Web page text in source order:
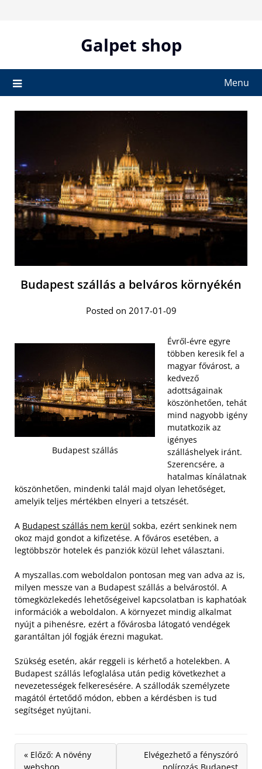
Galpet shop
Menu
Budapest szállás a belváros környékén
Posted on 2017-01-09
Budapest szállás
Évről-évre egyre
többen keresik fel a
magyar fővárost, a
kedvező
adottságainak
köszönhetően, tehát
mind nagyobb igény
mutatkozik az
igényes
szálláshelyek iránt.
Szerencsére, a
hatalmas kínálatnak
köszönhetően, mindenki talál majd olyan lehetőséget,
amelyik teljes mértékben elnyeri a tetszését.
A Budapest szállás nem kerül sokba, ezért senkinek nem
okoz majd gondot a kifizetése. A főváros esetében, a
legtöbbször hotelek és panziók közül lehet választani.
A myszallas.com weboldalon pontosan meg van adva az is,
milyen messze van a Budapest szállás a belvárostól. A
tömegközlekedés lehetőségeivel kapcsolatban is kaphatóak
információk a weboldalon. A környezet mindig alkalmat
nyújt a pihenésre, ezért a fővárosba látogató vendégek
garantáltan jól fogják érezni magukat.
Szükség esetén, akár reggeli is kérhető a hotelekben. A
Budapest szállás lefoglalása után pedig következhet a
nevezetességek felkeresésére. A szállodák személyzete
magától értetődő módon, ebben a kérdésben is tud
segítséget nyújtani.
« Előző: A növény
Elvégezhető a fényszóró